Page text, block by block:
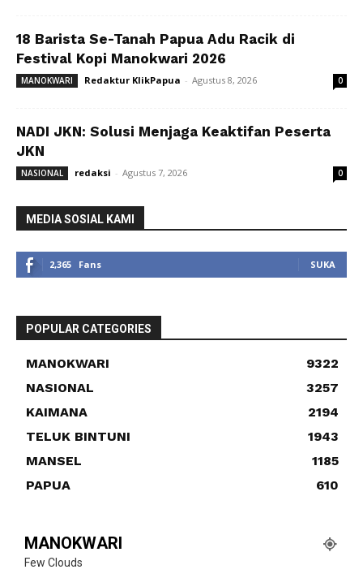
18 Barista Se-Tanah Papua Adu Racik di
Festival Kopi Manokwari 2026
MANOKWARI Redaktur KlikPapua - Agustus 8, 2026 0
NADI JKN: Solusi Menjaga Keaktifan Peserta
JKN
NASIONAL redaksi - Agustus 7, 2026 0
MEDIA SOSIAL KAMI
2,365 Fans SUKA
POPULAR CATEGORIES
MANOKWARI
9322
NASIONAL
3257
KAIMANA
2194
TELUK BINTUNI
1943
MANSEL
1185
PAPUA
610
MANOKWARI
Few Clouds